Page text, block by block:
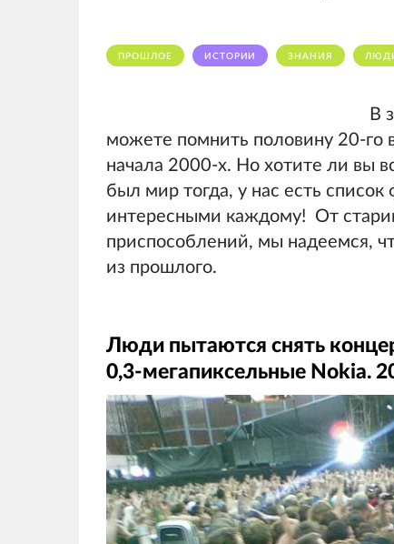
ПРОШЛОЕ ИСТОРИИ ЗНАНИЯ
В
можете помнить половину 20-го
начала 2000-х. Но хотите ли вы
был мир тогда, у нас есть
интересными каждому! От
приспособлений, мы надеемся,
из прошлого.
Люди пытаются снять
0,3-мегапиксельные Nokia.